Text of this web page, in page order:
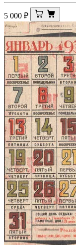
5 000 ₽